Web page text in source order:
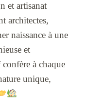
et artisanat
architectes,
naissance à une
et
à chaque
unique,